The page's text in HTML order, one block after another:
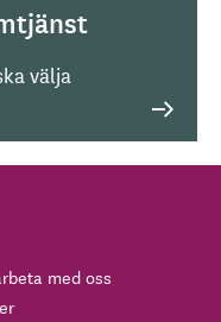
välja
med oss